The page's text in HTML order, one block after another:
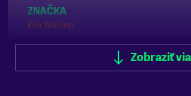
ZNAČKA
Fox Racing
Zobraziť
Zobraziť